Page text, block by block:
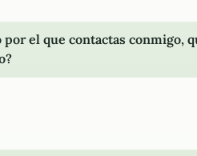
por el que contactas conmigo,